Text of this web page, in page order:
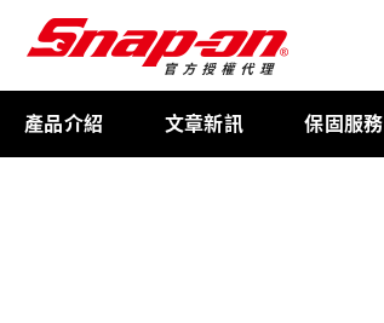
產品介紹 文章新訊 保固服務